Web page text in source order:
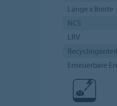
Länge x Breite
NCS
LRV
Recyclinganteil
Erneuerbare